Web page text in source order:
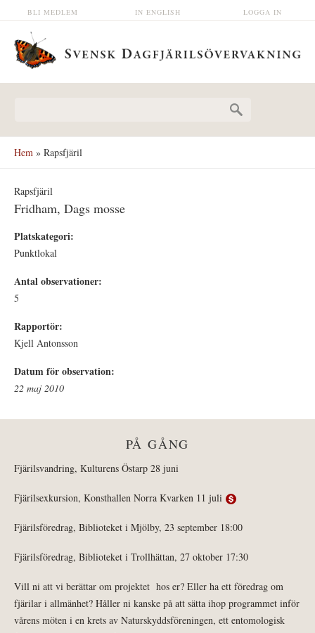
Hoppa till huvudinnehåll LOGGA IN
IN ENGLISH
BLI MEDLEM
Hem » Rapsfjäril
Rapsfjäril
Fridham, Dags mosse
Platskategori:
Punktlokal
Antal observationer:
5
Rapportör:
Kjell Antonsson
Datum för observation:
22 maj 2010
PÅ GÅNG
Fjärilsvandring, Kulturens Östarp 28 juni
Fjärilsexkursion, Konsthallen Norra Kvarken 11 juli
Fjärilsföredrag, Biblioteket i Mjölby, 23 september 18:00
Fjärilsföredrag, Biblioteket i Trollhättan, 27 oktober 17:30
Vill ni att vi berättar om projektet hos er? Eller ha ett föredrag om
fjärilar i allmänhet? Håller ni kanske på att sätta ihop programmet inför
vårens möten i en krets av Naturskyddsföreningen, ett entomologisk